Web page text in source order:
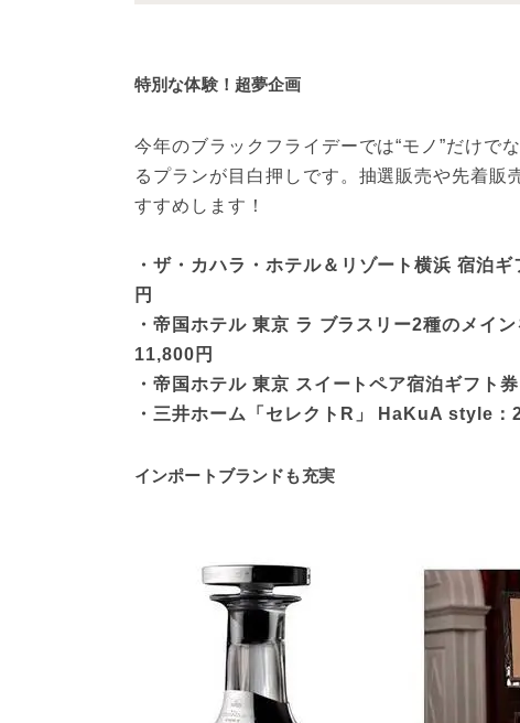
特別な体験！超夢企画
今年のブラックフライデーでは“モノ”だけで
るプランが目白押しです。抽選販売や先着
すすめします！
・ザ・カハラ・ホテル＆リゾート横浜 宿泊
円
・帝国ホテル 東京 ラ ブラスリー2種のメイ
11,800円
・帝国ホテル 東京 スイートペア宿泊ギフト
・三井ホーム「セレクトR」 HaKuA style：
インポートブランドも充実